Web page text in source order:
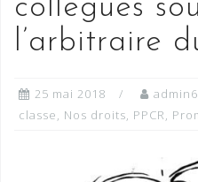
collègues
l’arbitraire
25 mai 2018
classe, Nos droits, PPCR,